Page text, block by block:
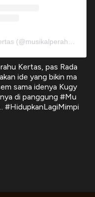
Kertas, pas Rada
ide yang bikin ma
sama idenya Kugy
di panggung #Mu
#HidupkanLagiMimpi